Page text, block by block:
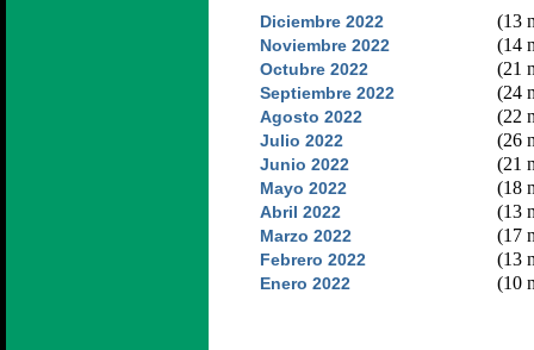
Diciembre 2022 (13
Noviembre 2022 (14
Octubre 2022 (21
Septiembre 2022 (24
Agosto 2022 (22
Julio 2022 (26
Junio 2022 (21
Mayo 2022 (18
Abril 2022 (13
Marzo 2022 (17
Febrero 2022 (13
Enero 2022 (10